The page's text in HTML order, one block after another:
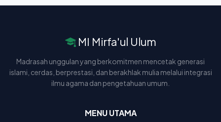
MI Mirfa'ul Ulum
Madrasah unggulan yang berkomitmen mencetak generasi
islami, cerdas, berprestasi, dan berakhlak mulia melalui integrasi
ilmu agama dan pengetahuan umum.
MENU UTAMA